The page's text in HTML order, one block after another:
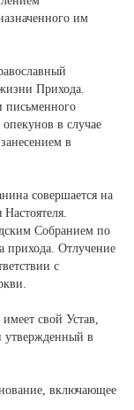
им
Прихода.
письменного
в случае
в
совершается на
Собранием по
прихода. Отлучение
с
свой Устав,
утвержденный в
включающее